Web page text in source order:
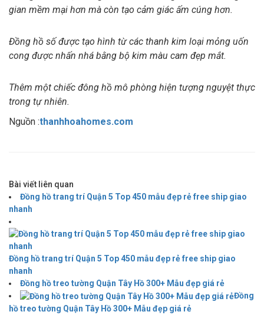
gian mềm mại hơn mà còn tạo cảm giác ấm cúng hơn.
Đồng hồ số được tạo hình từ các thanh kim loại mỏng uốn
cong được nhấn nhá bằng bộ kim màu cam đẹp mắt.
Thêm một chiếc đông hồ mô phòng hiện tượng nguyệt thực
trong tự nhiên.
Nguồn :thanhhoahomes.com
Bài viết liên quan
Đồng hồ trang trí Quận 5 Top 450 mẫu đẹp rẻ free ship giao
nhanh
Đồng hồ trang trí Quận 5 Top 450 mẫu đẹp rẻ free ship giao
nhanh
Đồng hồ treo tường Quận Tây Hồ 300+ Mẫu đẹp giá rẻ
Đồng
hồ treo tường Quận Tây Hồ 300+ Mẫu đẹp giá rẻ